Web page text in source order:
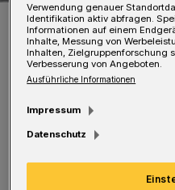
Außen schön, innen praktisch –
Foto: Nachbarschaftsheim Wuppertal
„Für eine
Quartieren sind
Verwendung genauer
Identifikation aktiv abfragen.
Informationen auf einem
Inhalte, Messung von
Inhalten, Zielgruppenforschung
Verbesserung von Angeboten.
Ausführliche Informationen
Impressum
Datenschutz